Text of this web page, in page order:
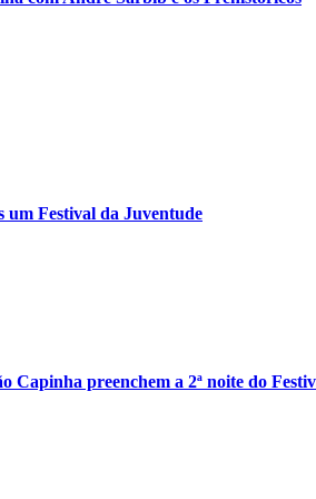
um Festival da Juventude
Capinha preenchem a 2ª noite do